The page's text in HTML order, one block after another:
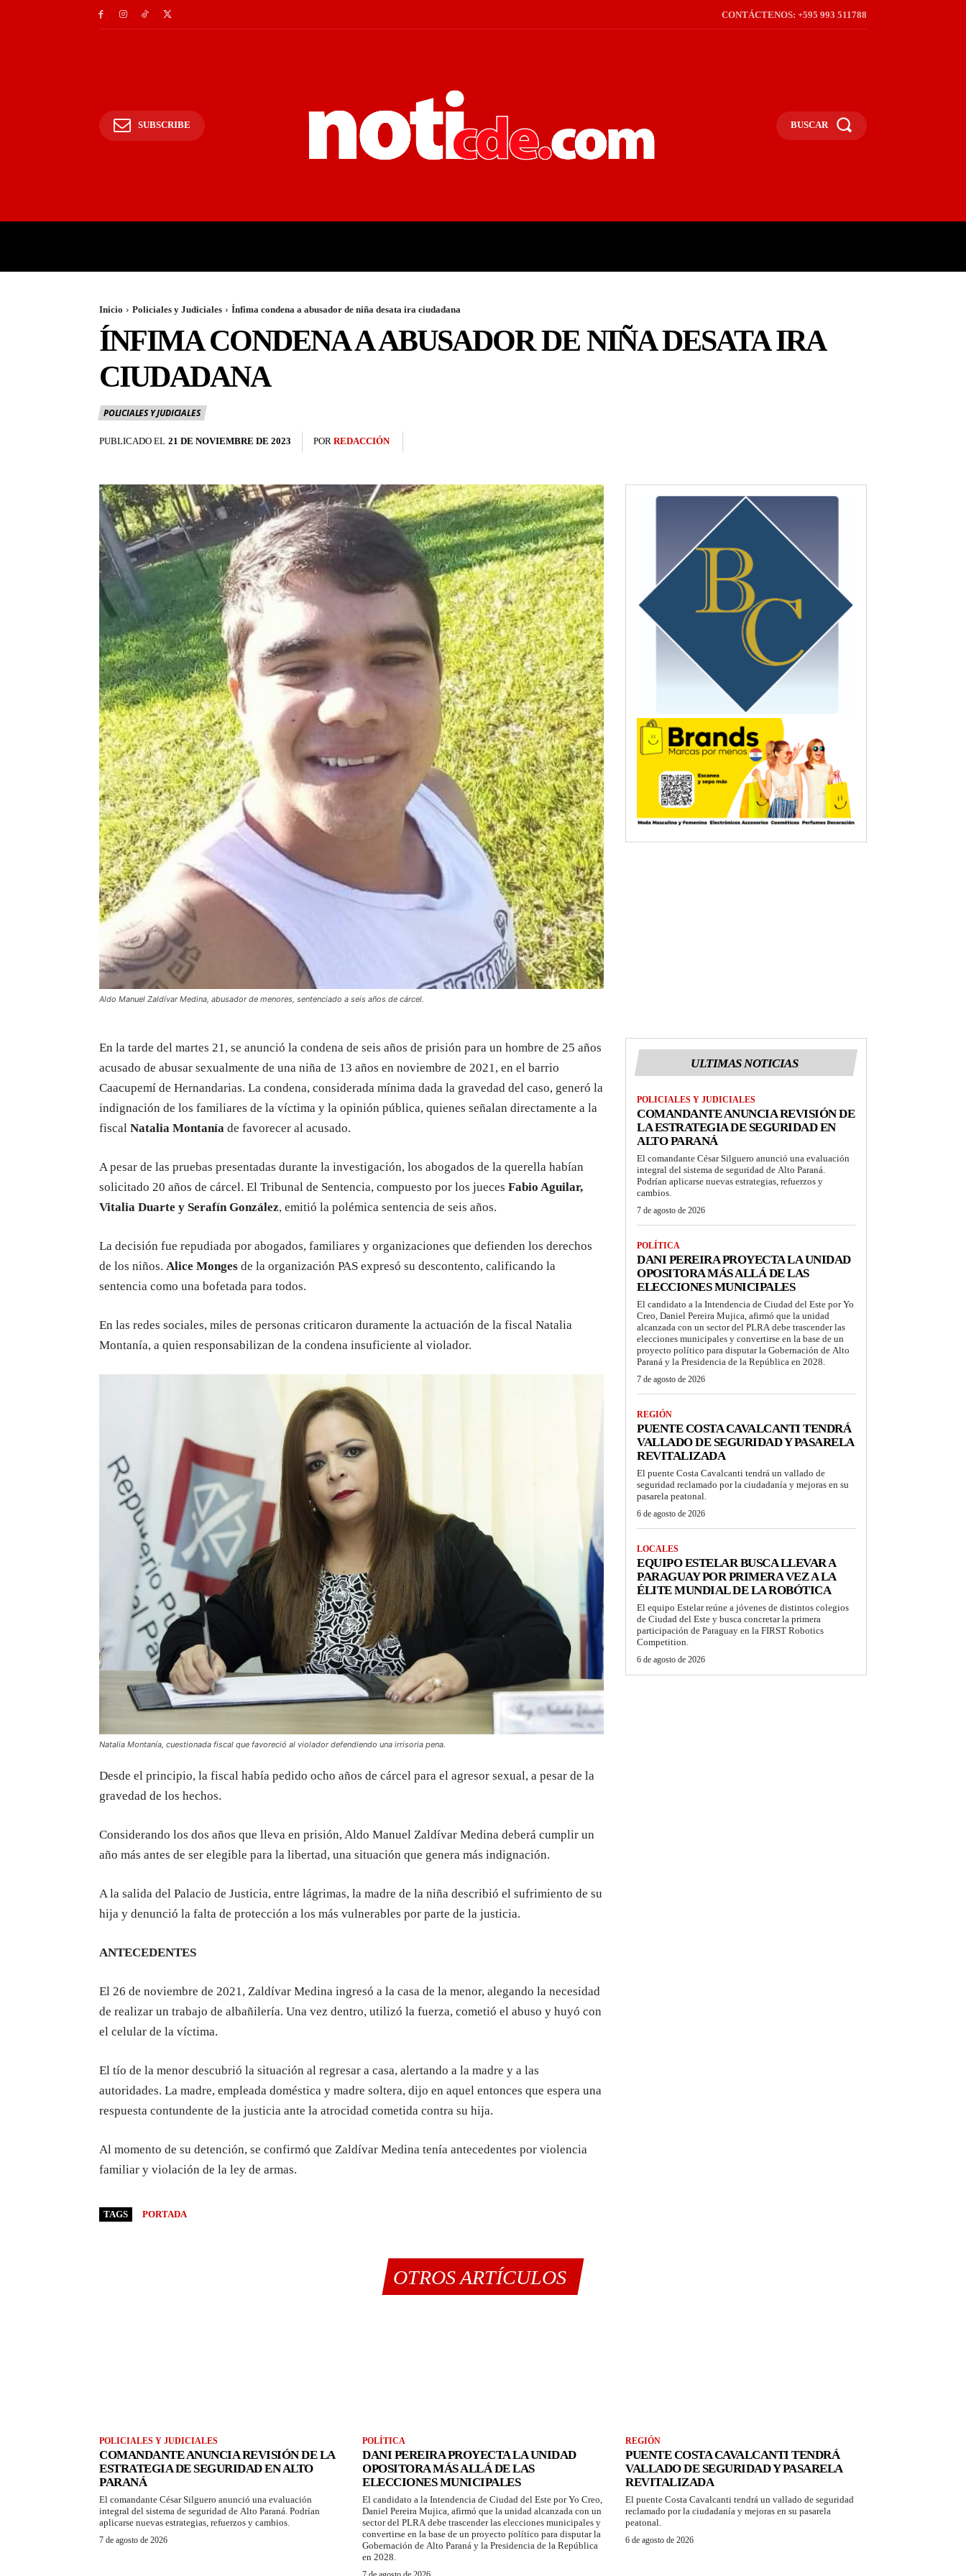
CONTÁCTENOS: +595 993 511788
SUBSCRIBE BUSCAR
Inicio Policiales y Judiciales Ínfima condena a abusador de niña desata ira ciudadana
ÍNFIMA CONDENA A ABUSADOR DE NIÑA DESATA IRA
CIUDADANA
POLICIALES Y JUDICIALES
PUBLICADO EL 21 DE NOVIEMBRE DE 2023 POR REDACCIÓN
Aldo Manuel Zaldívar Medina, abusador de menores, sentenciado a seis años de cárcel.
En la tarde del martes 21, se anunció la condena de seis años de prisión para un hombre de 25 años
acusado de abusar sexualmente de una niña de 13 años en noviembre de 2021, en el barrio
Caacupemí de Hernandarias. La condena, considerada mínima dada la gravedad del caso, generó la
indignación de los familiares de la víctima y la opinión pública, quienes señalan directamente a la
fiscal Natalia Montanía de favorecer al acusado.
A pesar de las pruebas presentadas durante la investigación, los abogados de la querella habían
solicitado 20 años de cárcel. El Tribunal de Sentencia, compuesto por los jueces Fabio Aguilar,
Vitalia Duarte y Serafín González, emitió la polémica sentencia de seis años.
La decisión fue repudiada por abogados, familiares y organizaciones que defienden los derechos
de los niños. Alice Monges de la organización PAS expresó su descontento, calificando la
sentencia como una bofetada para todos.
En las redes sociales, miles de personas criticaron duramente la actuación de la fiscal Natalia
Montanía, a quien responsabilizan de la condena insuficiente al violador.
Natalia Montanía, cuestionada fiscal que favoreció al violador defendiendo una irrisoria pena.
Desde el principio, la fiscal había pedido ocho años de cárcel para el agresor sexual, a pesar de la
gravedad de los hechos.
Considerando los dos años que lleva en prisión, Aldo Manuel Zaldívar Medina deberá cumplir un
año más antes de ser elegible para la libertad, una situación que genera más indignación.
A la salida del Palacio de Justicia, entre lágrimas, la madre de la niña describió el sufrimiento de su
hija y denunció la falta de protección a los más vulnerables por parte de la justicia.
ANTECEDENTES
El 26 de noviembre de 2021, Zaldívar Medina ingresó a la casa de la menor, alegando la necesidad
de realizar un trabajo de albañilería. Una vez dentro, utilizó la fuerza, cometió el abuso y huyó con
el celular de la víctima.
El tío de la menor descubrió la situación al regresar a casa, alertando a la madre y a las
autoridades. La madre, empleada doméstica y madre soltera, dijo en aquel entonces que espera una
respuesta contundente de la justicia ante la atrocidad cometida contra su hija.
Al momento de su detención, se confirmó que Zaldívar Medina tenía antecedentes por violencia
familiar y violación de la ley de armas.
TAGS PORTADA
ULTIMAS NOTICIAS
POLICIALES Y JUDICIALES
COMANDANTE ANUNCIA REVISIÓN DE
LA ESTRATEGIA DE SEGURIDAD EN
ALTO PARANÁ
El comandante César Silguero anunció una evaluación
integral del sistema de seguridad de Alto Paraná.
Podrían aplicarse nuevas estrategias, refuerzos y
cambios.
7 de agosto de 2026
POLÍTICA
DANI PEREIRA PROYECTA LA UNIDAD
OPOSITORA MÁS ALLÁ DE LAS
ELECCIONES MUNICIPALES
El candidato a la Intendencia de Ciudad del Este por Yo
Creo, Daniel Pereira Mujica, afirmó que la unidad
alcanzada con un sector del PLRA debe trascender las
elecciones municipales y convertirse en la base de un
proyecto político para disputar la Gobernación de Alto
Paraná y la Presidencia de la República en 2028.
7 de agosto de 2026
REGIÓN
PUENTE COSTA CAVALCANTI TENDRÁ
VALLADO DE SEGURIDAD Y PASARELA
REVITALIZADA
El puente Costa Cavalcanti tendrá un vallado de
seguridad reclamado por la ciudadanía y mejoras en su
pasarela peatonal.
6 de agosto de 2026
LOCALES
EQUIPO ESTELAR BUSCA LLEVAR A
PARAGUAY POR PRIMERA VEZ A LA
ÉLITE MUNDIAL DE LA ROBÓTICA
El equipo Estelar reúne a jóvenes de distintos colegios
de Ciudad del Este y busca concretar la primera
participación de Paraguay en la FIRST Robotics
Competition.
6 de agosto de 2026
OTROS ARTÍCULOS
POLICIALES Y JUDICIALES
COMANDANTE ANUNCIA REVISIÓN DE LA
ESTRATEGIA DE SEGURIDAD EN ALTO
PARANÁ
El comandante César Silguero anunció una evaluación
integral del sistema de seguridad de Alto Paraná. Podrían
aplicarse nuevas estrategias, refuerzos y cambios.
7 de agosto de 2026
POLÍTICA
DANI PEREIRA PROYECTA LA UNIDAD
OPOSITORA MÁS ALLÁ DE LAS
ELECCIONES MUNICIPALES
El candidato a la Intendencia de Ciudad del Este por Yo Creo,
Daniel Pereira Mujica, afirmó que la unidad alcanzada con un
sector del PLRA debe trascender las elecciones municipales y
convertirse en la base de un proyecto político para disputar la
Gobernación de Alto Paraná y la Presidencia de la República
en 2028.
REGIÓN
PUENTE COSTA CAVALCANTI TENDRÁ
VALLADO DE SEGURIDAD Y PASARELA
REVITALIZADA
El puente Costa Cavalcanti tendrá un vallado de seguridad
reclamado por la ciudadanía y mejoras en su pasarela
peatonal.
6 de agosto de 2026